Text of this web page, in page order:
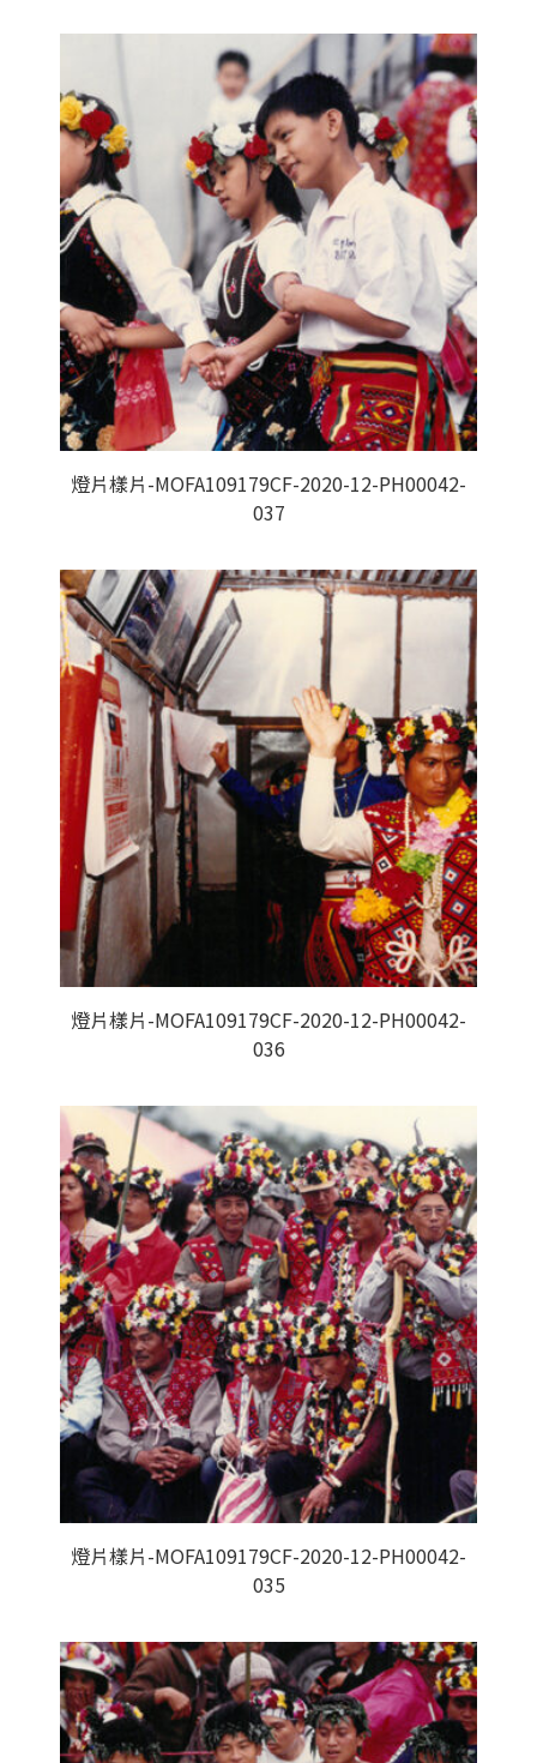
燈片樣片-MOFA109179CF-2020-12-PH00042-
037
燈片樣片-MOFA109179CF-2020-12-PH00042-
036
燈片樣片-MOFA109179CF-2020-12-PH00042-
035